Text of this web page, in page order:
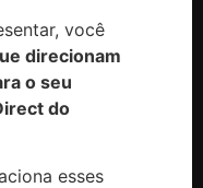
você
direcionam
o seu
do
esses